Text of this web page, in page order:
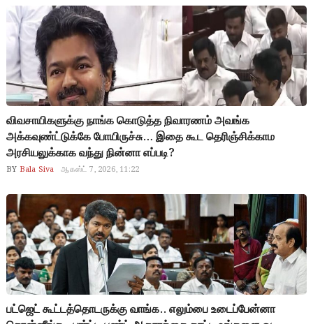
விவசாயிகளுக்கு நாங்க கொடுத்த நிவாரணம் அவங்க
அக்கவுண்ட்டுக்கே போயிருச்சு… இதை கூட தெரிஞ்சிக்காம
அரசியலுக்காக வந்து நின்னா எப்படி?
BY Bala Siva ஆகஸ்ட் 7, 2026, 11:22
பட்ஜெட் கூட்டத்தொடருக்கு வாங்க.. எலும்பை உடைப்பேன்னா